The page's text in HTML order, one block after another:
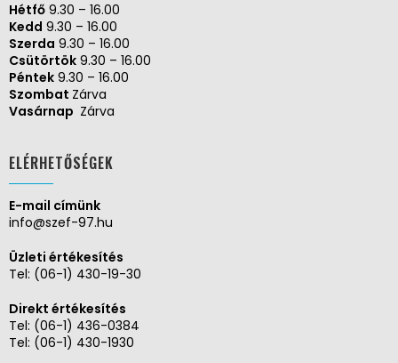
Hétfő 9.30 – 16.00
Kedd 9.30 – 16.00
Szerda 9.30 – 16.00
Csütörtök 9.30 – 16.00
Péntek 9.30 – 16.00
Szombat Zárva
Vasárnap Zárva
ELÉRHETŐSÉGEK
E-mail címünk
info@szef-97.hu
Üzleti értékesítés
Tel: (06-1) 430-19-30
Direkt értékesítés
Tel: (06-1) 436-0384
Tel: (06-1) 430-1930